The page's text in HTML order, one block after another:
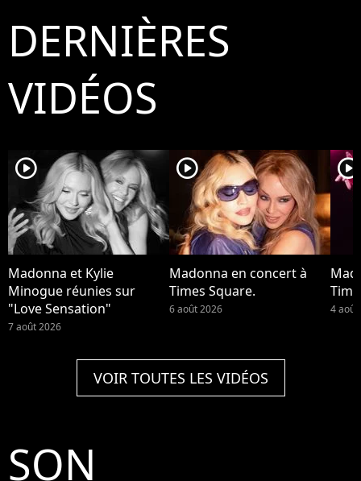
DERNIÈRES
VIDÉOS
player2
Madonna et Kylie
Minogue réunies sur
"Love Sensation"
7 août 2026
player2
Madonna en concert à
Times Square.
6 août 2026
player2
4 août
VOIR TOUTES LES VIDÉOS
SON